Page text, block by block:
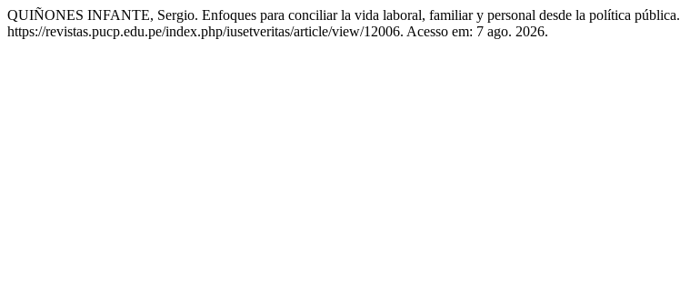
QUIÑONES INFANTE, Sergio. Enfoques para conciliar la vida laboral, familiar y personal desde la política pública.
https://revistas.pucp.edu.pe/index.php/iusetveritas/article/view/12006. Acesso em: 7 ago. 2026.